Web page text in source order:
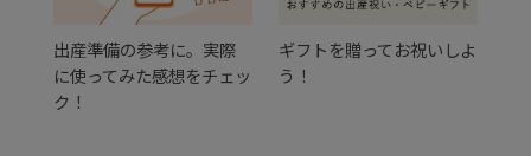
出産準備の参考に。実際
に使ってみた感想をチェッ
ク！
ギフトを贈ってお祝いしよ
う！